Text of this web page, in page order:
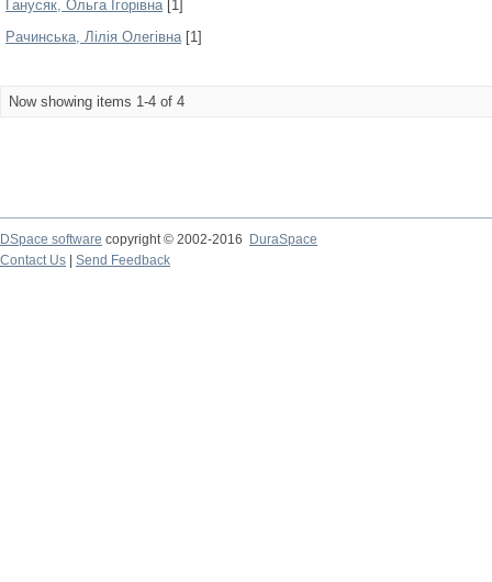
Ганусяк, Ольга Ігорівна[1]
Рачинська, Лілія Олегівна[1]
Now showing items 1-4 of 4
DSpace software copyright © 2002-2016
DuraSpace
Contact Us
Send Feedback